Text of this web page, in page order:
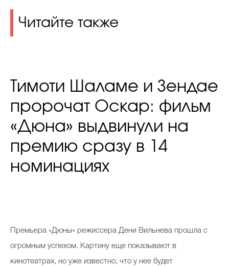
Читайте также
Тимоти Шаламе и Зендае
пророчат Оскар: фильм
«Дюна» выдвинули на
премию сразу в 14
номинациях
Премьера «Дюны» режиссера Дени Вильнева прошла с
огромным успехом. Картину еще показывают в
кинотеатрах, но уже известно, что у нее будет